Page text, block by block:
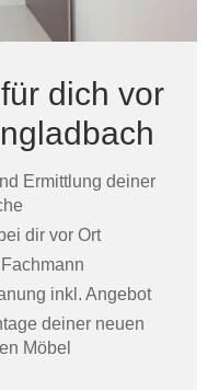
dich vor
Ermittlung deiner
dir vor Ort
inkl. Angebot
deiner neuen
Möbel